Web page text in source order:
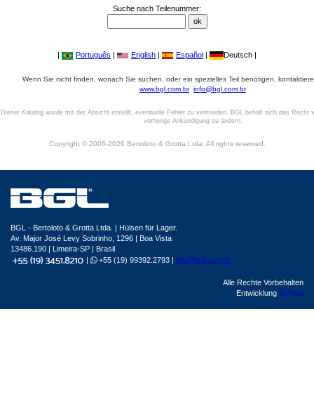
Suche nach Teilenummer:
| Português | English | Español | Deutsch |
Wenn Sie nicht finden, wonach Sie suchen, oder ein spezielles Teil benötigen,
www.bgl.com.br info@bgl.com.br
Dieser Katalog wurde mit der Absicht erstellt, eventuelle Fehler zu vermeiden. BGL behält sich das Recht
vorherige Ankündigung zu ändern.
Copyright © 2006-2026 Bertoloto & Grotta Ltda. All rights reserved.
BGL - Bertoloto & Grotta Ltda. | Hülsen für Lager.
Av. Major José Levy Sobrinho, 1296 | Boa Vista
13486.190 | Limeira-SP | Brasil
|
+55 (19) 99392.2793 | info@bgl.com.br
Alle Rechte Vorbehalten
Entwicklung Sphera